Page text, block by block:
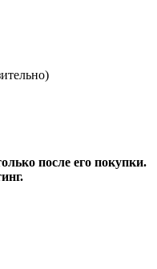
после его покупки.